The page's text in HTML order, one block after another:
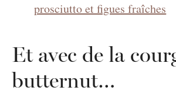
prosciutto et figues fraîches
Et avec de la
butternut…